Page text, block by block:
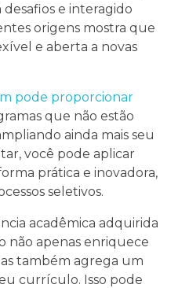
e interagido
origens mostra que
e aberta a novas
pode proporcionar
que não estão
ainda mais seu
você pode aplicar
prática e inovadora,
seletivos.
acadêmica adquirida
não apenas enriquece
também agrega um
currículo. Isso pode